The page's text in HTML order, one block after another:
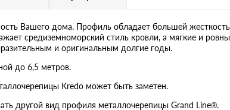
RR 32
RR 23
Вашего дома. Профиль обладает большей
средиземноморский стиль кровли, а мягкие и
и оригинальным долгие годы.
до 6,5 метров.
Kredo может быть заметен.
другой вид профиля металлочерепицы Grand Line®.